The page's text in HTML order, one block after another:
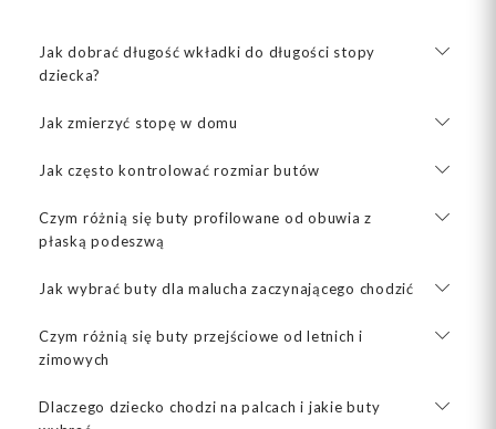
Jak dobrać długość wkładki do długości stopy
dziecka?
Jak zmierzyć stopę w domu
Jak często kontrolować rozmiar butów
Czym różnią się buty profilowane od obuwia z
płaską podeszwą
Jak wybrać buty dla malucha zaczynającego chodzić
Czym różnią się buty przejściowe od letnich i
zimowych
Dlaczego dziecko chodzi na palcach i jakie buty